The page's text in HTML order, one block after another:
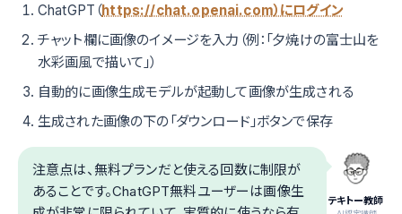
ChatGPT（https://chat.openai.com）にログイン
チャット欄に画像のイメージを入力（例：「夕焼けの富士山を
水彩画風で描いて」）
自動的に画像生成モデルが起動して画像が生成される
生成された画像の下の「ダウンロード」ボタンで保存
テキトー教師
注意点は、無料プランだと使える回数に制限が
あることです。ChatGPT無料ユーザーは画像生